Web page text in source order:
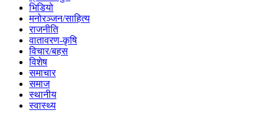
भिडियो
मनोरञ्जन/साहित्य
राजनीति
वातावरण-कृषि
विचार/बहस
विशेष
समाचार
समाज
स्थानीय
स्वास्थ्य